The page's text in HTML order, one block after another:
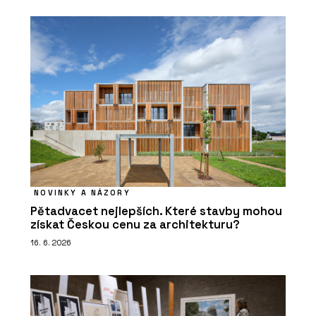
NOVINKY A NÁZORY
Pětadvacet nejlepších. Které stavby mohou
získat Českou cenu za architekturu?
16. 6. 2026